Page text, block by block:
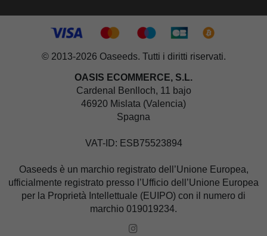
© 2013-2026 Oaseeds. Tutti i diritti riservati.
OASIS ECOMMERCE, S.L.
Cardenal Benlloch, 11 bajo
46920 Mislata (Valencia)
Spagna
VAT-ID: ESB75523894
Oaseeds è un marchio registrato dell’Unione Europea,
ufficialmente registrato presso l’Ufficio dell’Unione Europea
per la Proprietà Intellettuale (EUIPO) con il numero di
marchio 019019234.